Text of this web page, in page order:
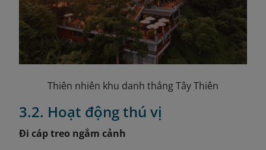
Thiên nhiên khu danh thắng Tây Thiên
3.2. Hoạt động thú vị
Đi cáp treo ngắm cảnh